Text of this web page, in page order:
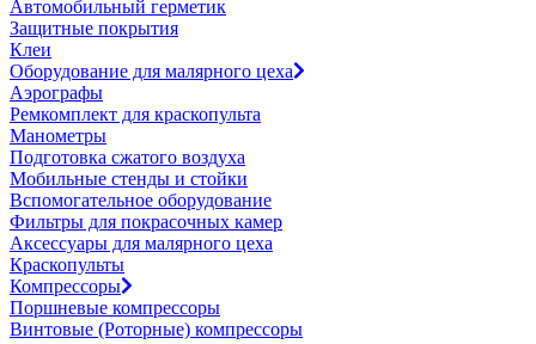
Автомобильный герметик
Защитные покрытия
Клеи
Оборудование для малярного цеха
Аэрографы
Ремкомплект для краскопульта
Манометры
Подготовка сжатого воздуха
Мобильные стенды и стойки
Вспомогательное оборудование
Фильтры для покрасочных камер
Аксессуары для малярного цеха
Краскопульты
Компрессоры
Поршневые компрессоры
Винтовые (Роторные) компрессоры